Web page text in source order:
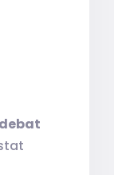
debat